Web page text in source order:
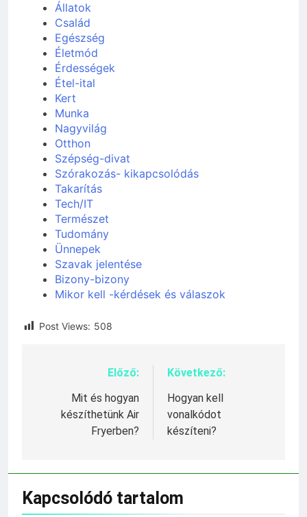
Állatok
Család
Egészség
Életmód
Érdességek
Étel-ital
Kert
Munka
Nagyvilág
Otthon
Szépség-divat
Szórakozás- kikapcsolódás
Takarítás
Tech/IT
Természet
Tudomány
Ünnepek
Szavak jelentése
Bizony-bizony
Mikor kell -kérdések és válaszok
Post Views: 508
Bejegyzés
navigáció
Előző:
Mit és hogyan
készíthetünk Air
Fryerben?
Következő:
Hogyan kell
vonalkódot
készíteni?
Kapcsolódó tartalom